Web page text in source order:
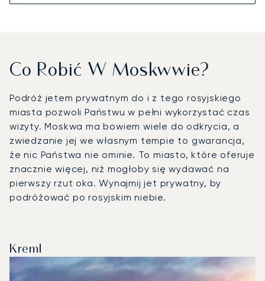
Co Robić W Moskwwie?
Podróż jetem prywatnym do i z tego rosyjskiego
miasta pozwoli Państwu w pełni wykorzystać czas
wizyty. Moskwa ma bowiem wiele do odkrycia, a
zwiedzanie jej we własnym tempie to gwarancja,
że nic Państwa nie ominie. To miasto, które oferuje
znacznie więcej, niż mogłoby się wydawać na
pierwszy rzut oka. Wynajmij jet prywatny, by
podróżować po rosyjskim niebie.
Kreml